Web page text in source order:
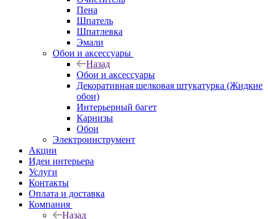
Пена
Шпатель
Шпатлевка
Эмали
Обои и аксессуары
Назад
Обои и аксессуары
Декоративная шелковая штукатурка (Жидкие
обои)
Интерьерный багет
Карнизы
Обои
Электроинструмент
Акции
Идеи интерьера
Услуги
Контакты
Оплата и доставка
Компания
Назад